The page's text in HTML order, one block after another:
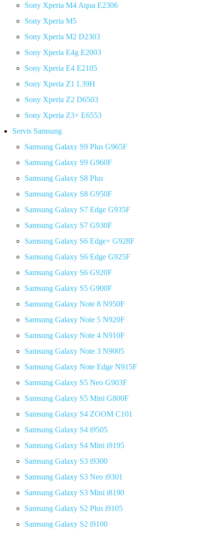
Sony Xperia M4 Aqua E2306
Sony Xperia M5
Sony Xperia M2 D2303
Sony Xperia E4g E2003
Sony Xperia E4 E2105
Sony Xperia Z1 L39H
Sony Xperia Z2 D6503
Sony Xperia Z3+ E6553
Servis Samsung
Samsung Galaxy S9 Plus G965F
Samsung Galaxy S9 G960F
Samsung Galaxy S8 Plus
Samsung Galaxy S8 G950F
Samsung Galaxy S7 Edge G935F
Samsung Galaxy S7 G930F
Samsung Galaxy S6 Edge+ G928F
Samsung Galaxy S6 Edge G925F
Samsung Galaxy S6 G920F
Samsung Galaxy S5 G900F
Samsung Galaxy Note 8 N950F
Samsung Galaxy Note 5 N920F
Samsung Galaxy Note 4 N910F
Samsung Galaxy Note 3 N9005
Samsung Galaxy Note Edge N915F
Samsung Galaxy S5 Neo G903F
Samsung Galaxy S5 Mini G800F
Samsung Galaxy S4 ZOOM C101
Samsung Galaxy S4 i9505
Samsung Galaxy S4 Mini i9195
Samsung Galaxy S3 i9300
Samsung Galaxy S3 Neo i9301
Samsung Galaxy S3 Mini i8190
Samsung Galaxy S2 Plus i9105
Samsung Galaxy S2 i9100